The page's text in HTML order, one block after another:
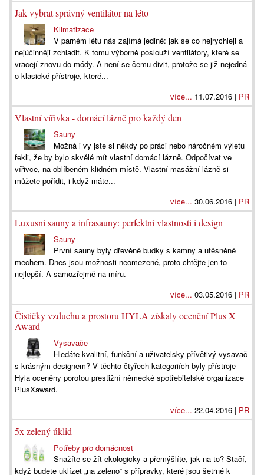
Jak vybrat správný ventilátor na léto
Klimatizace
V parném létu nás zajímá jediné: jak se co nejrychleji a
nejúčinněji zchladit. K tomu výborně poslouží ventilátory, které se
vracejí znovu do módy. A není se čemu divit, protože se již nejedná
o klasické přístroje, které...
více... 11.07.2016 | PR
Vlastní vířivka - domácí lázně pro každý den
Sauny
Možná i vy jste si někdy po práci nebo náročném výletu
řekli, že by bylo skvělé mít vlastní domácí lázně. Odpočívat ve
vířivce, na oblíbeném klidném místě. Vlastní masážní lázně si
můžete pořídit, i když máte...
více... 30.06.2016 | PR
Luxusní sauny a infrasauny: perfektní vlastnosti i design
Sauny
První sauny byly dřevěné budky s kamny a utěsněné
mechem. Dnes jsou možnosti neomezené, proto chtějte jen to
nejlepší. A samozřejmě na míru.
více... 03.05.2016 | PR
Čističky vzduchu a prostoru HYLA získaly ocenění Plus X
Award
Vysavače
Hledáte kvalitní, funkční a uživatelsky přívětivý vysavač
s krásným designem? V těchto čtyřech kategoriích byly přístroje
Hyla oceněny porotou prestižní německé spotřebitelské organizace
PlusXaward.
více... 22.04.2016 | PR
5x zelený úklid
Potřeby pro domácnost
Snažíte se žít ekologicky a přemýšlíte, jak na to? Stačí,
když budete uklízet „na zeleno“ s přípravky, které jsou šetrné k